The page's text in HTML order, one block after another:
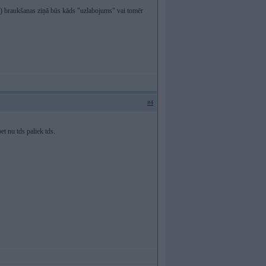
ziņā būs kāds "uzlabojums" vai tomēr
#4
nu tds paliek tds.